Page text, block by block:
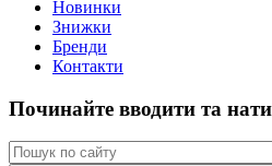
Новинки
Знижки
Бренди
Контакти
Починайте вводити та